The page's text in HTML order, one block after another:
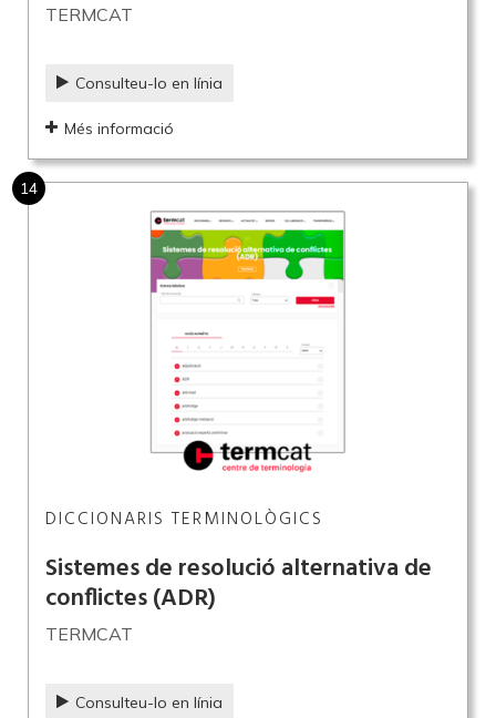
TERMCAT
Consulteu-lo en línia
Més informació
14
DICCIONARIS TERMINOLÒGICS
Sistemes de resolució alternativa de
conflictes (ADR)
TERMCAT
Consulteu-lo en línia